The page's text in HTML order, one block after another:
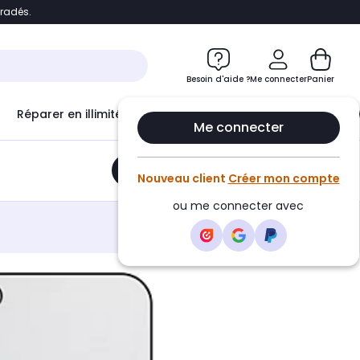
Accéder directement au chatbot
Besoin d'aide ?Me connecter
Me connecter
Nouveau client Créer mon compte
ou me connecter avec
Panier
Réparer en illimité avec Le Club Infinity
Ajouter au panier